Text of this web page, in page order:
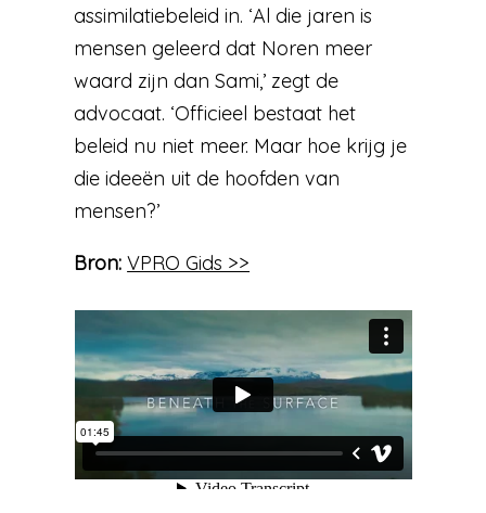
assimilatiebeleid in. ‘Al die jaren is
mensen geleerd dat Noren meer
waard zijn dan Sami,’ zegt de
advocaat. ‘Officieel bestaat het
beleid nu niet meer. Maar hoe krijg je
die ideeën uit de hoofden van
mensen?’
Bron:VPRO Gids >>